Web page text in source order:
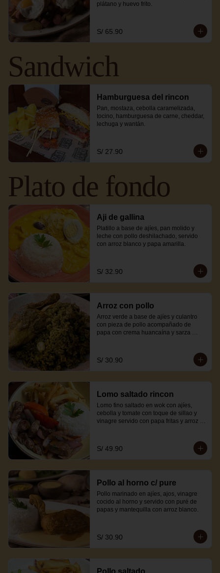
plátano y huevo frito.
S/ 65.90
Sandwich
Hamburguesa del rincon
Pan, mostaza, cebolla caramelizada,
tocino, hamburguesa de carne, cheddar,
lechuga y wantán.
S/ 27.90
Plato de fondo
Aji de gallina
Platillo a base de ajíes, pan molido y
leche con pollo deshilachado, servido
con arroz blanco y papa amarilla.
S/ 32.90
Arroz con pollo
Arroz verde a base de ajíes y culantro
con pieza de pollo acompañado de
papa con crema huancaína y sarza
S/ 30.90
Lomo saltado rincon
Lomo fino saltado en wok con ajíes,
cebolla y tomate con toque de sillao y
vinagre servido con papa fritas y arroz
S/ 49.90
Pollo al horno c/ pure
Pollo marinado en ajíes, ajos, vinagre
cocido al horno y servido con puré de
papas y mantequilla con arroz blanco.
S/ 30.90
Pollo saltado